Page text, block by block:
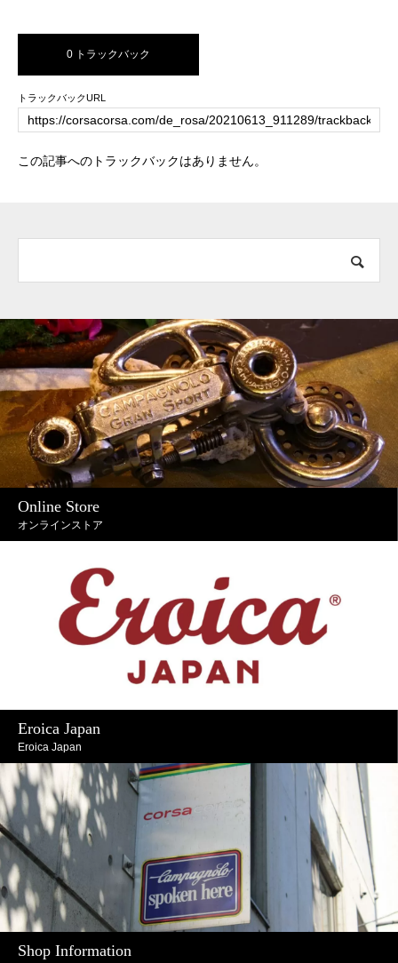
0 トラックバック
トラックバックURL
この記事へのトラックバックはありません。
Online Store
オンラインストア
Eroica Japan
Eroica Japan
Shop Information